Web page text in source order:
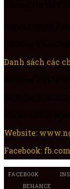
Danh sách các
Website:
Facebook:
FACEBOOK
BEHANCE